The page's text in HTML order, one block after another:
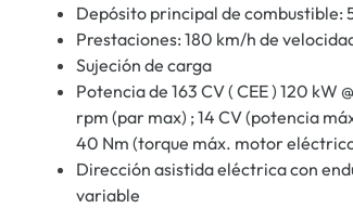
Depósito principal de combustible:
Prestaciones: 180 km/h de
Sujeción de carga
Potencia de 163 CV ( CEE ) 120
rpm (par max) ; 14 CV (potencia
40 Nm (torque máx. motor
Dirección asistida eléctrica con
variable